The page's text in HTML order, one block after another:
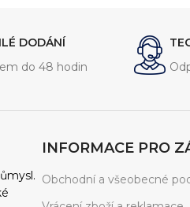
DODÁNÍ
do 48 hodin
INFORMACE PRO
Obchodní a všeobecné